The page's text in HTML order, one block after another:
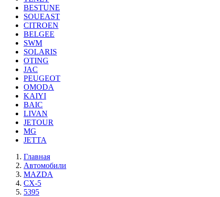
BESTUNE
SOUEAST
CITROEN
BELGEE
SWM
SOLARIS
OTING
JAC
PEUGEOT
OMODA
KAIYI
BAIC
LIVAN
JETOUR
MG
JETTA
Главная
Автомобили
MAZDA
CX-5
5395